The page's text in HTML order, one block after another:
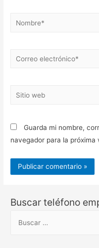
Nombre*
Correo
Sitio
Guarda mi nombre,
navegador para la próxima
Buscar teléfono